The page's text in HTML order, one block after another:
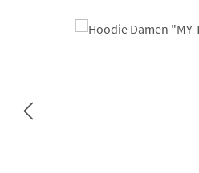
Bildergalerie überspringen